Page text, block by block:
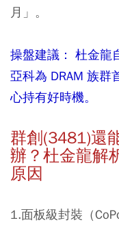
月」。
操盤建議： 杜金龍
亞科為 DRAM 族群
心持有好時機。
群創(3481)還
辦？杜金龍解
原因
1.面板級封裝（